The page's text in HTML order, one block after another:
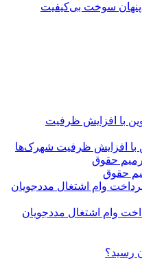
پنهان سوخت بی‌کیفیت
با افزایش ظرفیت شهرک‌ها
حقوق
وام اشتغال مددجویان
رسید؟